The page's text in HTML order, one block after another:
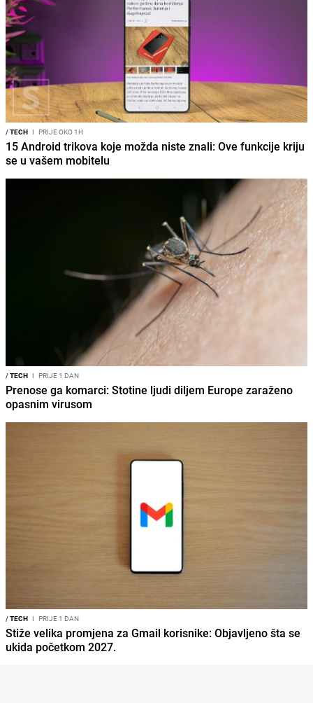
/TECH I PRIJE OKO 1H
15 Android trikova koje možda niste znali: Ove funkcije kriju
se u vašem mobitelu
/TECH I PRIJE 1 DAN
Prenose ga komarci: Stotine ljudi diljem Europe zaraženo
opasnim virusom
/TECH I PRIJE 1 DAN
Stiže velika promjena za Gmail korisnike: Objavljeno šta se
ukida početkom 2027.